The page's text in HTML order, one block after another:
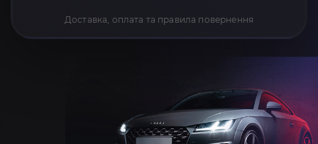
Доставка, оплата та правила повернення